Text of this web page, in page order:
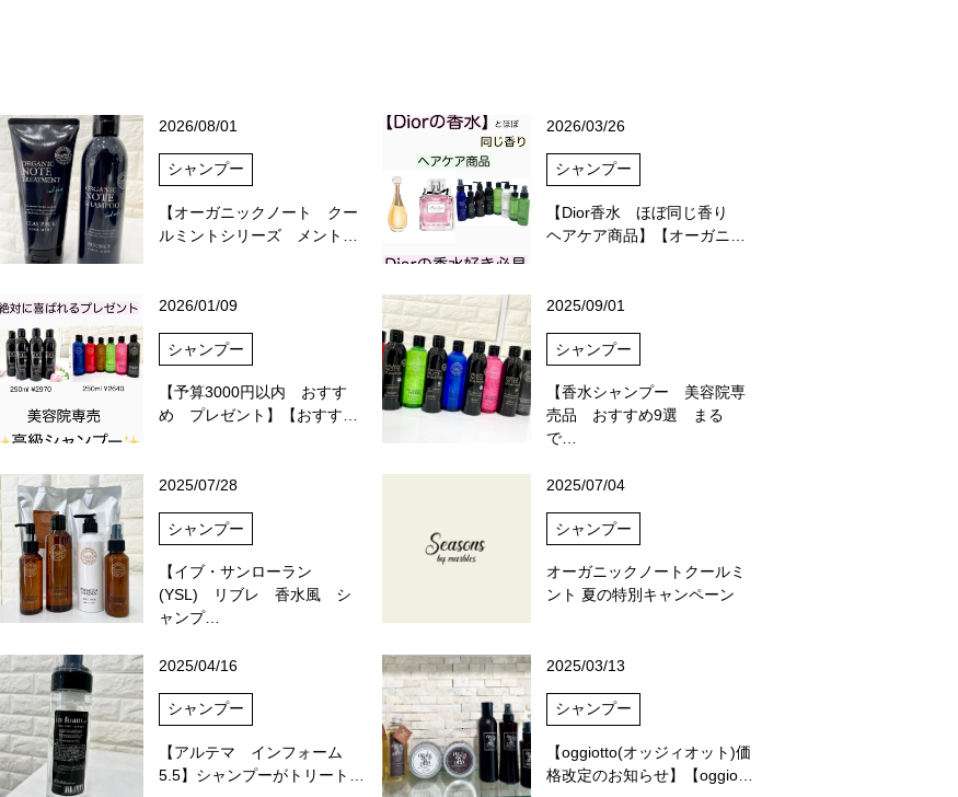
2026/08/01
シャンプー
【オーガニックノート クー
ルミントシリーズ メント…
2026/03/26
シャンプー
【Dior香水 ほぼ同じ香り
ヘアケア商品】【オーガニ…
2026/01/09
シャンプー
【予算3000円以内 おすす
め プレゼント】【おすす…
2025/09/01
シャンプー
【香水シャンプー 美容院専
売品 おすすめ9選 まる
で…
2025/07/28
シャンプー
【イブ・サンローラン
(YSL) リブレ 香水風 シ
ャンプ…
2025/07/04
シャンプー
オーガニックノートクールミ
ント 夏の特別キャンペーン
2025/04/16
シャンプー
【アルテマ インフォーム
5.5】シャンプーがトリート…
2025/03/13
シャンプー
【oggiotto(オッジィオット)価
格改定のお知らせ】【oggio…